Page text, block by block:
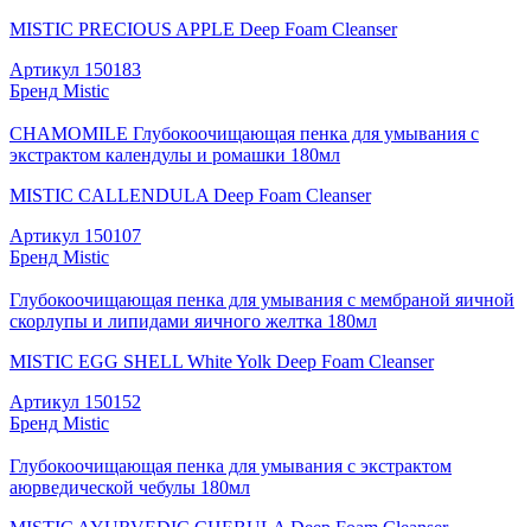
MISTIC PRECIOUS APPLE Deep Foam Cleanser
Артикул 150183
Бренд Mistic
СHAMOMILE Глубокоочищающая пенка для умывания с
экстрактом календулы и ромашки 180мл
MISTIC CALLENDULA Deep Foam Cleanser
Артикул 150107
Бренд Mistic
Глубокоочищающая пенка для умывания с мембраной яичной
скорлупы и липидами яичного желтка 180мл
MISTIC EGG SHELL White Yolk Deep Foam Cleanser
Артикул 150152
Бренд Mistic
Глубокоочищающая пенка для умывания с экстрактом
аюрведической чебулы 180мл